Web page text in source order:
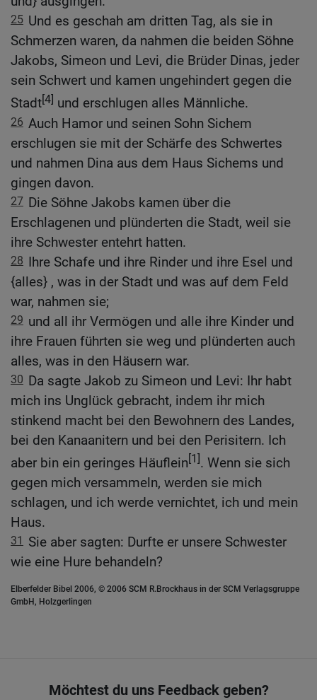
25 Und es geschah am dritten Tag, als sie in
Schmerzen waren, da nahmen die beiden Söhne
Jakobs, Simeon und Levi, die Brüder Dinas, jeder
sein Schwert und kamen ungehindert gegen die
Stadt[4] und erschlugen alles Männliche.
26 Auch Hamor und seinen Sohn Sichem
erschlugen sie mit der Schärfe des Schwertes
und nahmen Dina aus dem Haus Sichems und
gingen davon.
27 Die Söhne Jakobs kamen über die
Erschlagenen und plünderten die Stadt, weil sie
ihre Schwester entehrt hatten.
28 Ihre Schafe und ihre Rinder und ihre Esel und
{alles} , was in der Stadt und was auf dem Feld
war, nahmen sie;
29 und all ihr Vermögen und alle ihre Kinder und
ihre Frauen führten sie weg und plünderten auch
alles, was in den Häusern war.
30 Da sagte Jakob zu Simeon und Levi: Ihr habt
mich ins Unglück gebracht, indem ihr mich
stinkend macht bei den Bewohnern des Landes,
bei den Kanaanitern und bei den Perisitern. Ich
aber bin ein geringes Häuflein[1]. Wenn sie sich
gegen mich versammeln, werden sie mich
schlagen, und ich werde vernichtet, ich und mein
Haus.
31 Sie aber sagten: Durfte er unsere Schwester
wie eine Hure behandeln?
Elberfelder Bibel 2006, © 2006 SCM R.Brockhaus in der SCM Verlagsgruppe
GmbH, Holzgerlingen
Möchtest du uns Feedback geben?